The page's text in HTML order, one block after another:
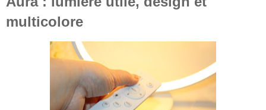
multicolore